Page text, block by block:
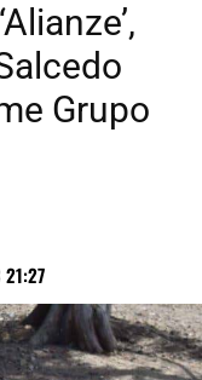
Grupo
21:27